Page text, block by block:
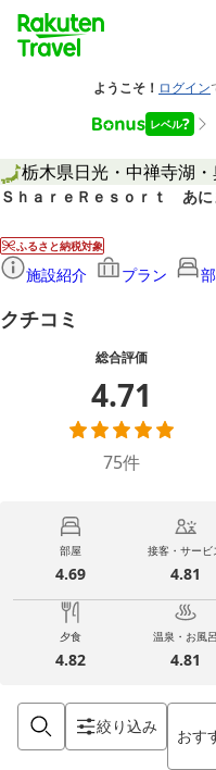
栃木県日光・中禅寺湖
ＳｈａｒｅＲｅｓｏｒｔ あに
ふるさと納税対象
施設紹介 プラン
クチコミ
総合評価
4.71
75件
部屋
4.69
接客・サービ
4.81
夕食
4.82
温泉・お風呂
4.81
絞り込み おす